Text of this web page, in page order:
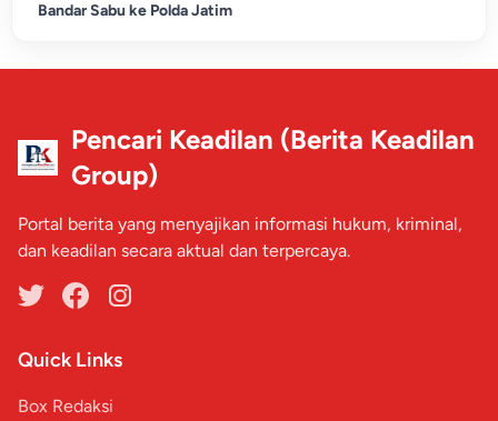
Bandar Sabu ke Polda Jatim
Pencari Keadilan (Berita Keadilan
Group)
Portal berita yang menyajikan informasi hukum, kriminal,
dan keadilan secara aktual dan terpercaya.
Quick Links
Box Redaksi